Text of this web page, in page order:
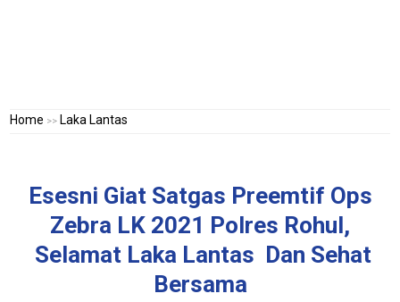
Home >> Laka Lantas
Esesni Giat Satgas Preemtif Ops
Zebra LK 2021 Polres Rohul,
Selamat Laka Lantas Dan Sehat
Bersama